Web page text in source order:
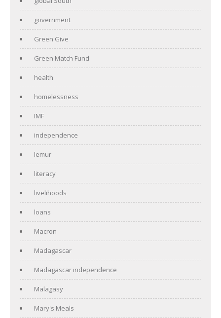
government
Green Give
Green Match Fund
health
homelessness
IMF
independence
lemur
literacy
livelihoods
loans
Macron
Madagascar
Madagascar independence
Malagasy
Mary's Meals